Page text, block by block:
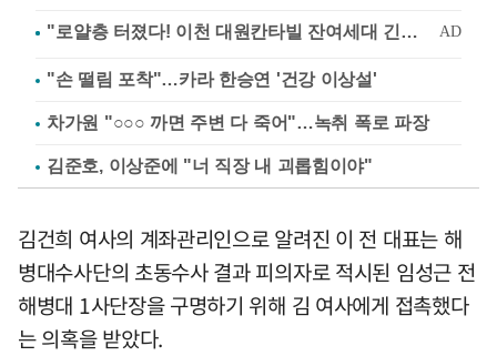
"손 떨림 포착"…카라 한승연 '건강 이상설'
차가원 "○○○ 까면 주변 다 죽어"…녹취 폭로 파장
김준호, 이상준에 "너 직장 내 괴롭힘이야"
김건희 여사의 계좌관리인으로 알려진 이 전 대표는 해
병대수사단의 초동수사 결과 피의자로 적시된 임성근 전
해병대 1사단장을 구명하기 위해 김 여사에게 접촉했다
는 의혹을 받았다.